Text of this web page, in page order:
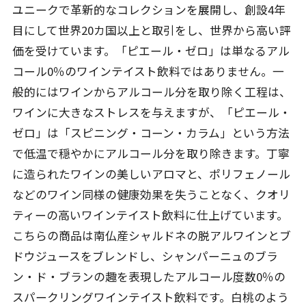
ユニークで革新的なコレクションを展開し、創設4年
目にして世界20カ国以上と取引をし、世界から高い評
価を受けています。「ピエール・ゼロ」は単なるアル
コール0％のワインテイスト飲料ではありません。一
般的にはワインからアルコール分を取り除く工程は、
ワインに大きなストレスを与えますが、「ピエール・
ゼロ」は「スピニング・コーン・カラム」という方法
で低温で穏やかにアルコール分を取り除きます。丁寧
に造られたワインの美しいアロマと、ポリフェノール
などのワイン同様の健康効果を失うことなく、クオリ
ティーの高いワインテイスト飲料に仕上げています。
こちらの商品は南仏産シャルドネの脱アルワインとブ
ドウジュースをブレンドし、シャンパーニュのブラ
ン・ド・ブランの趣を表現したアルコール度数0％の
スパークリングワインテイスト飲料です。白桃のよう